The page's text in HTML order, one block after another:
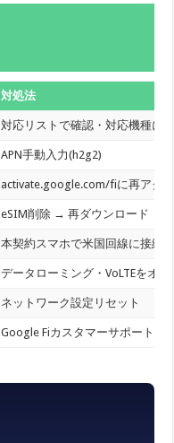
対処法
対応リストで確認・対応機種に
APN手動入力(h2g2)
activate.google.com/fiに再アク
eSIM削除 → 再ダウンロード
本契約スマホで米国回線に接続
データローミング・VoLTEをオン
ネットワーク設定リセット
Google Fiカスタマーサポート連